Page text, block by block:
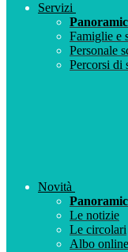
Servizi
Famiglie e
Personale
Percorsi di
Novità
Le notizie
Le circolari
Albo online